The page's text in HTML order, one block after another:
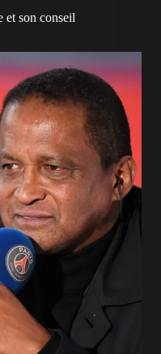
et son conseil